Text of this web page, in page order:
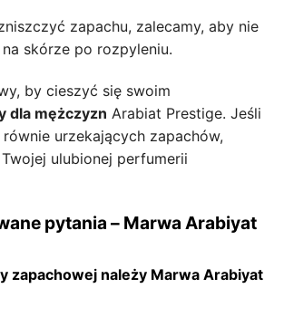
zapachu, zalecamy, aby nie
na skórze po rozpyleniu.
by cieszyć się swoim
dla mężczyzn Arabiat Prestige. Jeśli
urzekających zapachów,
ulubionej perfumerii
pytania – Marwa Arabiyat
zapachowej należy Marwa Arabiyat